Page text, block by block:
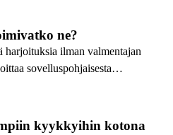
ne?
ilman valmentajan
sovelluspohjaisesta
hyötyy…
kyykkyihin kotona